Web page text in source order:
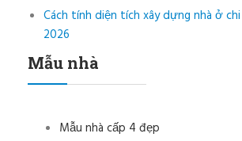
Cách tính diện tích xây dựng nhà ở
2026
Mẫu nhà
Mẫu nhà cấp 4 đẹp